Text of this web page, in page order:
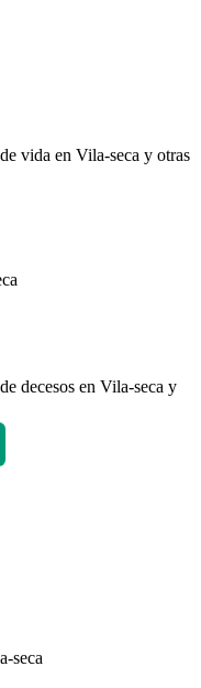
vida en Vila-seca y otras
decesos en Vila-seca y